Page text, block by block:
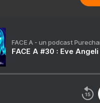
FACE A - un podcast
FACE A #30 : Eve